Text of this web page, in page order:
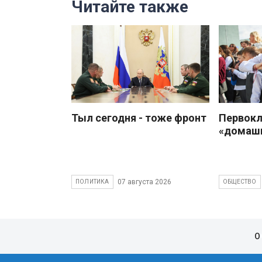
Читайте также
Тыл сегодня - тоже фронт
ПОЛИТИКА 07 августа 2026 ОБЩЕСТВО
О